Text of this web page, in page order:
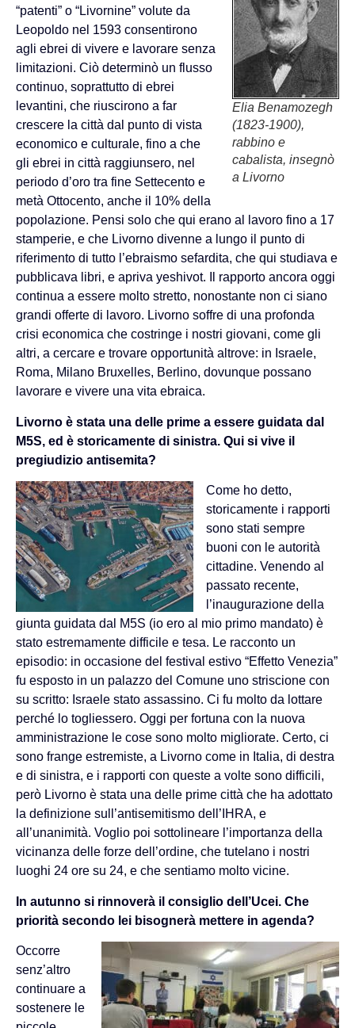
Elia Benamozegh
(1823-1900),
rabbino e
cabalista, insegnò
a Livorno
“patenti” o “Livornine” volute da
Leopoldo nel 1593 consentirono
agli ebrei di vivere e lavorare senza
limitazioni. Ciò determinò un flusso
continuo, soprattutto di ebrei
levantini, che riuscirono a far
crescere la città dal punto di vista
economico e culturale, fino a che
gli ebrei in città raggiunsero, nel
periodo d’oro tra fine Settecento e
metà Ottocento, anche il 10% della
popolazione. Pensi solo che qui erano al lavoro fino a 17
stamperie, e che Livorno divenne a lungo il punto di
riferimento di tutto l’ebraismo sefardita, che qui studiava e
pubblicava libri, e apriva yeshivot. Il rapporto ancora oggi
continua a essere molto stretto, nonostante non ci siano
grandi offerte di lavoro. Livorno soffre di una profonda
crisi economica che costringe i nostri giovani, come gli
altri, a cercare e trovare opportunità altrove: in Israele,
Roma, Milano Bruxelles, Berlino, dovunque possano
lavorare e vivere una vita ebraica.
Livorno è stata una delle prime a essere guidata dal
M5S, ed è storicamente di sinistra. Qui si vive il
pregiudizio antisemita?
Come ho detto,
storicamente i rapporti
sono stati sempre
buoni con le autorità
cittadine. Venendo al
passato recente,
l’inaugurazione della
giunta guidata dal M5S (io ero al mio primo mandato) è
stato estremamente difficile e tesa. Le racconto un
episodio: in occasione del festival estivo “Effetto Venezia”
fu esposto in un palazzo del Comune uno striscione con
su scritto: Israele stato assassino. Ci fu molto da lottare
perché lo togliessero. Oggi per fortuna con la nuova
amministrazione le cose sono molto migliorate. Certo, ci
sono frange estremiste, a Livorno come in Italia, di destra
e di sinistra, e i rapporti con queste a volte sono difficili,
però Livorno è stata una delle prime città che ha adottato
la definizione sull’antisemitismo dell’IHRA, e
all’unanimità. Voglio poi sottolineare l’importanza della
vicinanza delle forze dell’ordine, che tutelano i nostri
luoghi 24 ore su 24, e che sentiamo molto vicine.
In autunno si rinnoverà il consiglio dell’Ucei. Che
priorità secondo lei bisognerà mettere in agenda?
Occorre
senz’altro
continuare a
sostenere le